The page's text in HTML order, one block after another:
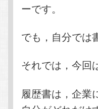
ン
ツ
へ
移
ツ
へ
移
動
ーです。
でも，自分では
それでは，今回
履歴書は，企業